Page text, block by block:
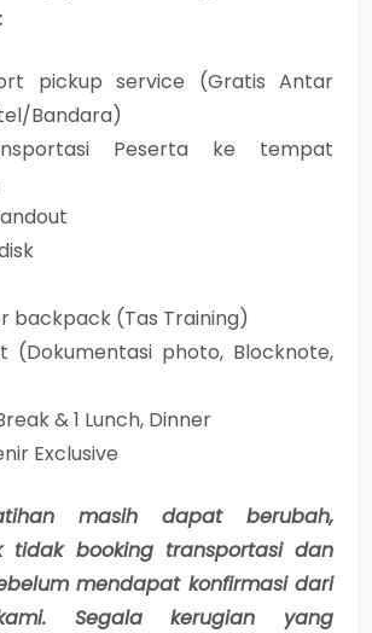
pickup service (Gratis Antar
Bandara)
Peserta ke tempat
backpack (Tas Training)
(Dokumentasi photo, Blocknote,
& 1 Lunch, Dinner
Exclusive
masih dapat berubah,
tidak booking transportasi dan
mendapat konfirmasi dari
Segala kerugian yang